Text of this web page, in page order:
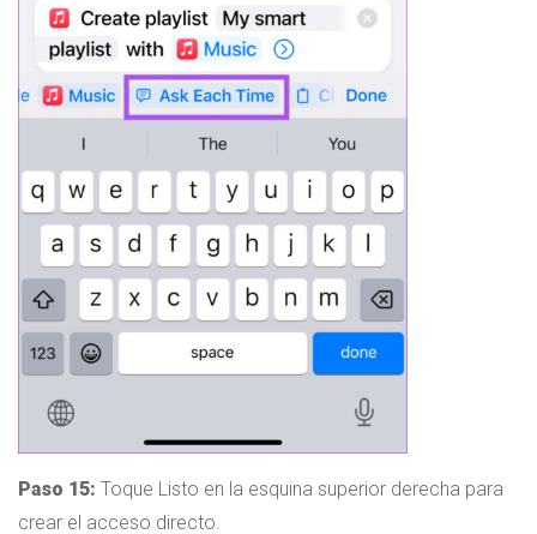
Paso 15: Toque Listo en la esquina superior derecha para
crear el acceso directo.